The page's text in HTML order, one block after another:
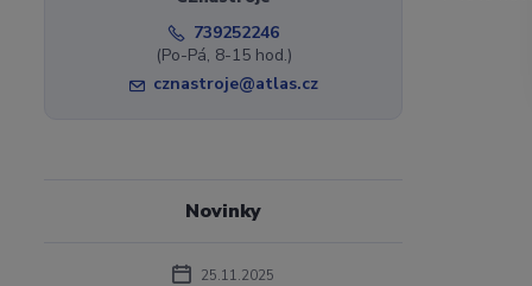
739252246
(Po-Pá, 8-15 hod.)
cznastroje@atlas.cz
Novinky
25.11.2025